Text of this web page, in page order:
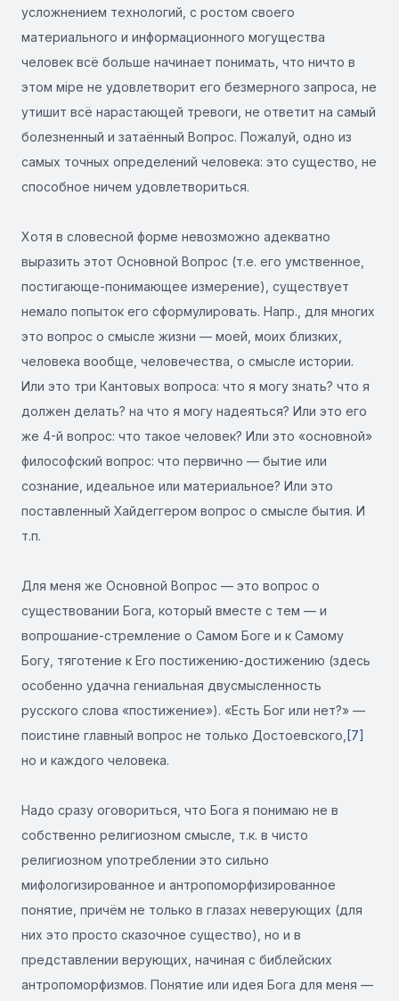
усложнением технологий, с ростом своего
материального и информационного могущества
человек всё больше начинает понимать, что ничто в
этом міре не удовлетворит его безмерного запроса, не
утишит всё нарастающей тревоги, не ответит на самый
болезненный и затаённый Вопрос. Пожалуй, одно из
самых точных определений человека: это существо, не
способное ничем удовлетвориться.
Хотя в словесной форме невозможно адекватно
выразить этот Основной Вопрос (т.е. его умственное,
постигающе-понимающее измерение), существует
немало попыток его сформулировать. Напр., для многих
это вопрос о смысле жизни — моей, моих близких,
человека вообще, человечества, о смысле истории.
Или это три Кантовых вопроса: что я могу знать? что я
должен делать? на что я могу надеяться? Или это его
же 4-й вопрос: что такое человек? Или это «основной»
философский вопрос: что первично — бытие или
сознание, идеальное или материальное? Или это
поставленный Хайдеггером вопрос о смысле бытия. И
т.п.
Для меня же Основной Вопрос — это вопрос о
существовании Бога, который вместе с тем — и
вопрошание-стремление о Самом Боге и к Самому
Богу, тяготение к Его постижению-достижению (здесь
особенно удачна гениальная двусмысленность
русского слова «постижение»). «Есть Бог или нет?» —
поистине главный вопрос не только Достоевского, [7]
но и каждого человека.
Надо сразу оговориться, что Бога я понимаю не в
собственно религиозном смысле, т.к. в чисто
религиозном употреблении это сильно
мифологизированное и антропоморфизированное
понятие, причём не только в глазах неверующих (для
них это просто сказочное существо), но и в
представлении верующих, начиная с библейских
антропоморфизмов. Понятие или идея Бога для меня —